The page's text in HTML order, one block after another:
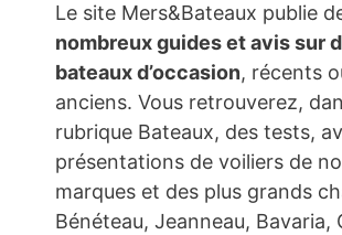
Le site Mers&Bateaux publie
nombreux guides et avis sur
bateaux d’occasion, récents
anciens. Vous retrouverez,
rubrique Bateaux, des tests,
présentations de voiliers de
marques et des plus grands
Bénéteau, Jeanneau, Bavaria,